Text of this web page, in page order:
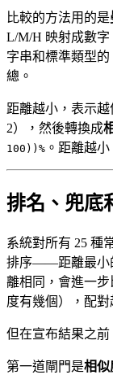
比較的方法用的是
L/M/H 映射成數字
字串和標準類型
總。
距離越小，表示
2），然後轉換成
100))% 。距離越
排名、兜底
系統對所有 25 種
排序——距離最小
離相同，會進一
度有幾個），配對
但在宣布結果之前
第一道閘門是相似